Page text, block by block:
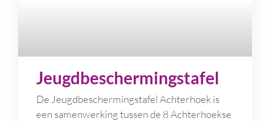
Jeugdbeschermingstafel
De Jeugdbeschermingstafel Achterhoek is
een samenwerking tussen de 8 Achterhoekse